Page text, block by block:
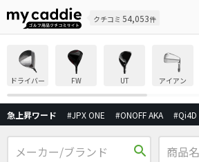
クチコミ 54,053件
ドライバー FW UT アイアン
急上昇ワード #JPX ONE #ONOFF AKA #Qi4D
search